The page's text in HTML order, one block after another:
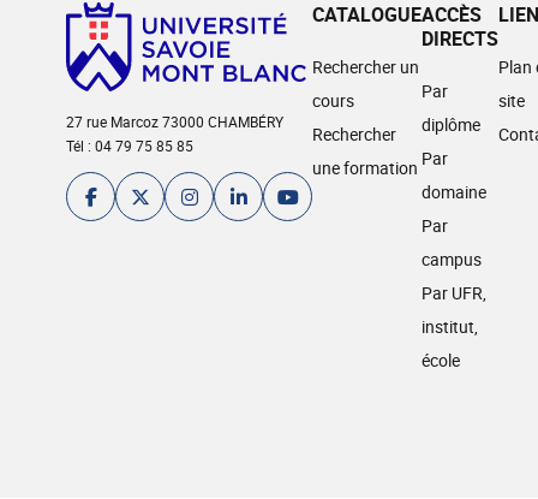
27 rue Marcoz 73000 CHAMBÉRY
Tél : 04 79 75 85 85
CATALOGUE
Rechercher un
cours
Rechercher
une formation
ACCÈS
DIRECTS
Par
diplôme
Par
domaine
Par
campus
Par UFR,
institut,
école
Plan
site